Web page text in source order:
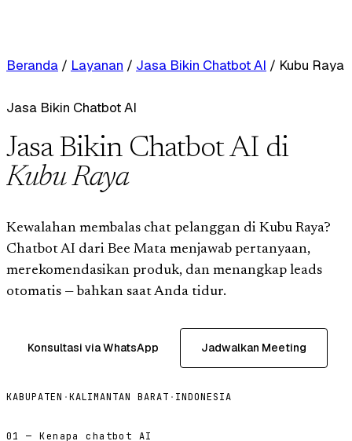
Beranda / Layanan / Jasa Bikin Chatbot AI / Kubu Raya
Jasa Bikin Chatbot AI
Jasa Bikin Chatbot AI di
Kubu Raya
Kewalahan membalas chat pelanggan di Kubu Raya?
Chatbot AI dari Bee Mata menjawab pertanyaan,
merekomendasikan produk, dan menangkap leads
otomatis — bahkan saat Anda tidur.
Konsultasi via WhatsApp Jadwalkan Meeting
KABUPATEN ·KALIMANTAN BARAT · INDONESIA
01 — Kenapa chatbot AI